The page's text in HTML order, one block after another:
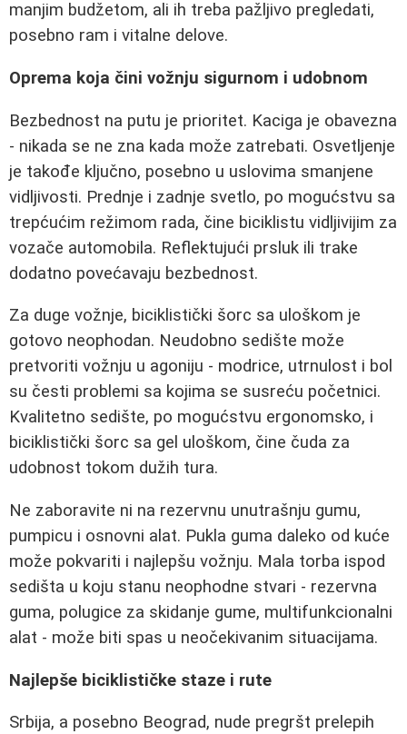
manjim budžetom, ali ih treba pažljivo pregledati,
posebno ram i vitalne delove.
Oprema koja čini vožnju sigurnom i udobnom
Bezbednost na putu je prioritet. Kaciga je obavezna
- nikada se ne zna kada može zatrebati. Osvetljenje
je takođe ključno, posebno u uslovima smanjene
vidljivosti. Prednje i zadnje svetlo, po mogućstvu sa
trepćućim režimom rada, čine biciklistu vidljivijim za
vozače automobila. Reflektujući prsluk ili trake
dodatno povećavaju bezbednost.
Za duge vožnje, biciklistički šorc sa uloškom je
gotovo neophodan. Neudobno sedište može
pretvoriti vožnju u agoniju - modrice, utrnulost i bol
su česti problemi sa kojima se susreću početnici.
Kvalitetno sedište, po mogućstvu ergonomsko, i
biciklistički šorc sa gel uloškom, čine čuda za
udobnost tokom dužih tura.
Ne zaboravite ni na rezervnu unutrašnju gumu,
pumpicu i osnovni alat. Pukla guma daleko od kuće
može pokvariti i najlepšu vožnju. Mala torba ispod
sedišta u koju stanu neophodne stvari - rezervna
guma, polugice za skidanje gume, multifunkcionalni
alat - može biti spas u neočekivanim situacijama.
Najlepše biciklističke staze i rute
Srbija, a posebno Beograd, nude pregršt prelepih